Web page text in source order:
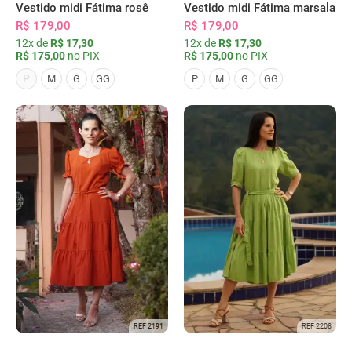
Vestido midi Fátima rosê
R$ 179,00
12x de R$ 17,30
R$ 175,00 no PIX
P
M G GG
Vestido midi Fátima marsala
R$ 179,00
12x de R$ 17,30
R$ 175,00 no PIX
P M G GG
REF 2191 REF 2208